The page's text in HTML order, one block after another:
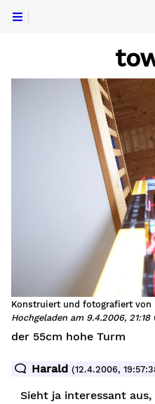
Konstruiert und fotografiert von
Hochgeladen am 9.4.2006,
der 55cm hohe Turm
Harald (12.4.2006,
Sieht ja interessant aus,